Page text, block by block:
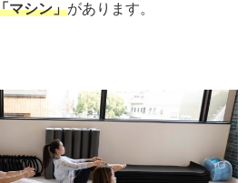
マシン」があります。